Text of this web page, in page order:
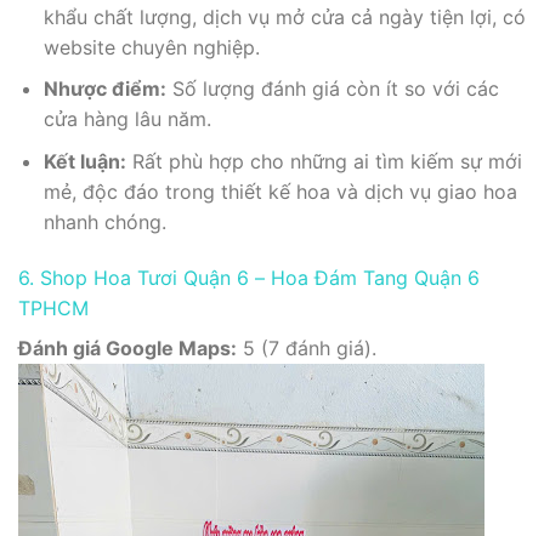
khẩu chất lượng, dịch vụ mở cửa cả ngày tiện lợi, có
website chuyên nghiệp.
Nhược điểm: Số lượng đánh giá còn ít so với các
cửa hàng lâu năm.
Kết luận: Rất phù hợp cho những ai tìm kiếm sự mới
mẻ, độc đáo trong thiết kế hoa và dịch vụ giao hoa
nhanh chóng.
6. Shop Hoa Tươi Quận 6 – Hoa Đám Tang Quận 6
TPHCM
Đánh giá Google Maps: 5 (7 đánh giá).